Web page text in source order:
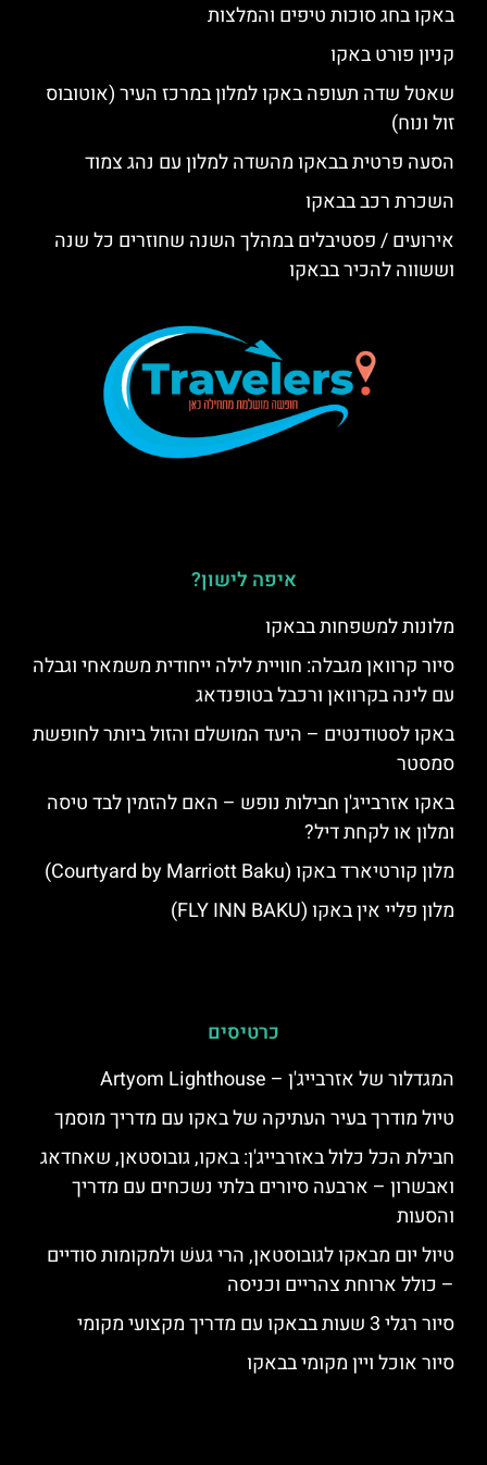
באקו בחג סוכות טיפים והמלצות
קניון פורט באקו
שאטל שדה תעופה באקו למלון במרכז העיר (אוטובוס
זול ונוח)
הסעה פרטית בבאקו מהשדה למלון עם נהג צמוד
השכרת רכב בבאקו
אירועים / פסטיבלים במהלך השנה שחוזרים כל שנה
וששווה להכיר בבאקו
איפה לישון?
מלונות למשפחות בבאקו
סיור קרוואן מגבלה: חוויית לילה ייחודית משמאחי וגבלה
עם לינה בקרוואן ורכבל בטופנדאג
באקו לסטודנטים – היעד המושלם והזול ביותר לחופשת
סמסטר
באקו אזרבייג'ן חבילות נופש – האם להזמין לבד טיסה
ומלון או לקחת דיל?
מלון קורטיארד באקו (Courtyard by Marriott Baku)
מלון פליי אין באקו (FLY INN BAKU)
כרטיסים
המגדלור של אזרבייג'ן – Artyom Lighthouse
טיול מודרך בעיר העתיקה של באקו עם מדריך מוסמך
חבילת הכל כלול באזרבייג'ן: באקו, גובוסטאן, שאחדאג
ואבשרון – ארבעה סיורים בלתי נשכחים עם מדריך
והסעות
טיול יום מבאקו לגובוסטאן, הרי געשׁ ולמקומות סודיים
– כולל ארוחת צהריים וכניסה
סיור רגלי 3 שעות בבאקו עם מדריך מקצועי מקומי
סיור אוכל ויין מקומי בבאקו